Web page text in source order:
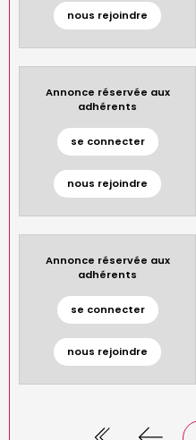
nous rejoindre
Annonce réservée aux
adhérents
se connecter
nous rejoindre
Annonce réservée aux
adhérents
se connecter
nous rejoindre